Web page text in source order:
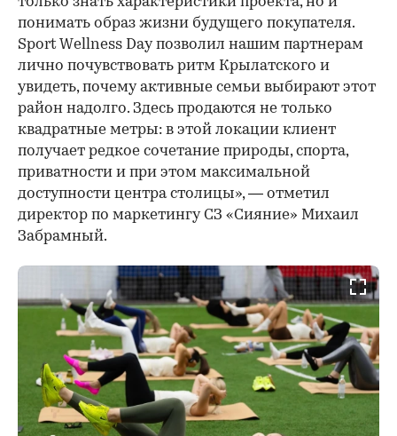
понимать образ жизни будущего покупателя.
Sport Wellness Day позволил нашим партнерам
лично почувствовать ритм Крылатского и
увидеть, почему активные семьи выбирают этот
район надолго. Здесь продаются не только
квадратные метры: в этой локации клиент
получает редкое сочетание природы, спорта,
приватности и при этом максимальной
доступности центра столицы», — отметил
директор по маркетингу СЗ «Сияние» Михаил
Забрамный.